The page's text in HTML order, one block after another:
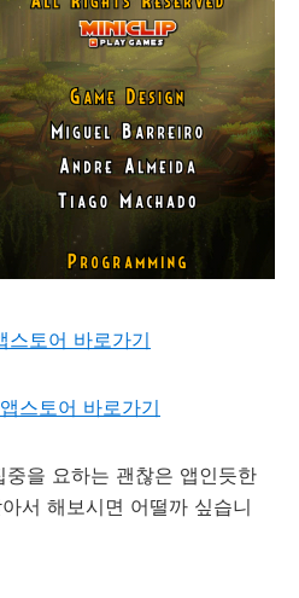
스토어 바로가기
스토어 바로가기
을 요하는 괜찮은 앱인듯한
서 해보시면 어떨까 싶습니